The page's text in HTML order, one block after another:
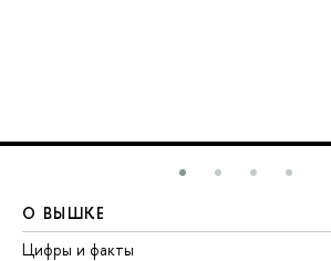
О ВЫШКЕ
Цифры и факты